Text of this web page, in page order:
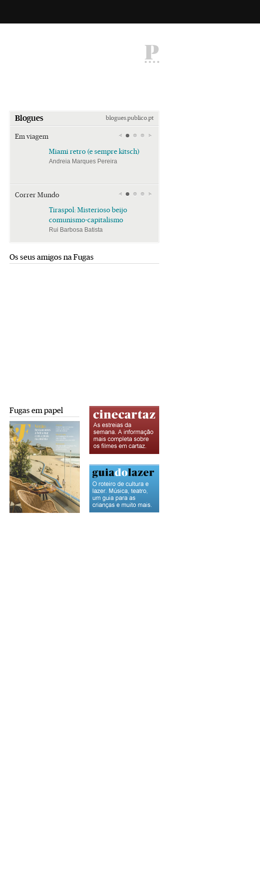
P
Blogues blogues.publico.pt
Em viagem
Miami retro (e sempre kitsch)
Andreia Marques Pereira
Correr Mundo
Tiraspol: Misterioso beijo
comunismo-capitalismo
Rui Barbosa Batista
Os seus amigos na Fugas
Fugas em papel